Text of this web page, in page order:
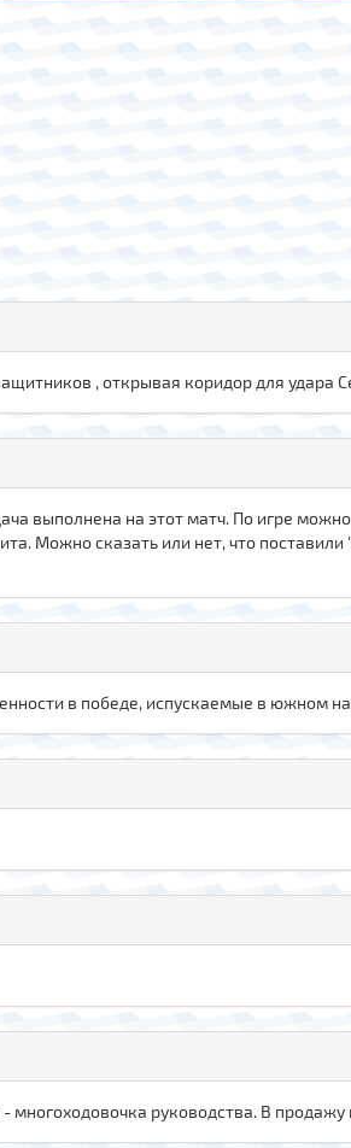
, открывая коридор для удара
выполнена на этот матч. По игре
Можно сказать или нет, что
в победе, испускаемые в южном
многоходовочка руководства. В